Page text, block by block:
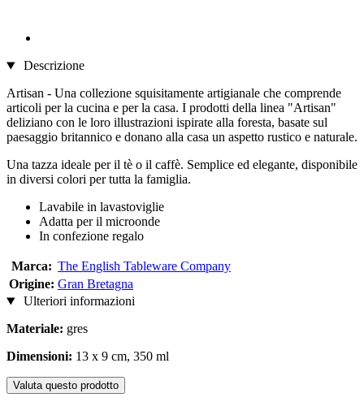
Descrizione
Artisan - Una collezione squisitamente artigianale che comprende
articoli per la cucina e per la casa. I prodotti della linea "Artisan"
deliziano con le loro illustrazioni ispirate alla foresta, basate sul
paesaggio britannico e donano alla casa un aspetto rustico e naturale.
Una tazza ideale per il tè o il caffè. Semplice ed elegante, disponibile
in diversi colori per tutta la famiglia.
Lavabile in lavastoviglie
Adatta per il microonde
In confezione regalo
Marca: The English Tableware Company
Origine: Gran Bretagna
Ulteriori informazioni
Materiale: gres
Dimensioni: 13 x 9 cm, 350 ml
Valuta questo prodotto